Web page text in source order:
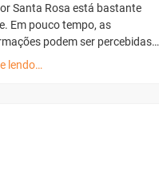
Santa Rosa está bastante
Em pouco tempo, as
podem ser percebidas…
lendo…